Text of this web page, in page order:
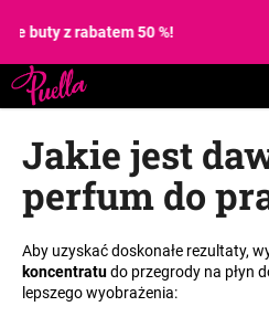
z rabatem 50 %!
Jakie jest
perfum do
Aby uzyskać doskonałe rezultaty,
koncentratudo przegrody na płyn
lepszego wyobrażenia:
s
z powrotem
powrotem
C
z
e
g
o
s
z